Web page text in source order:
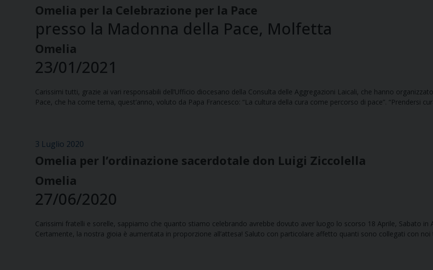
Omelia per la Celebrazione per la Pace
presso la Madonna della Pace, Molfetta
Omelia
23/01/2021
Carissimi tutti, grazie ai vari responsabili dell’Ufficio diocesano della Consulta delle Aggregazioni Laicali, che hanno
Pace, che ha come tema, quest’anno, voluto da Papa Francesco: “La cultura della cura come percorso di pace”. “Prendersi
3 Luglio 2020
Omelia per l’ordinazione sacerdotale don Luigi Ziccolella
Omelia
27/06/2020
Carissimi fratelli e sorelle, sappiamo che quanto stiamo celebrando avrebbe dovuto aver luogo lo scorso 18 Aprile, Sabato
Certamente, la nostra gioia è aumentata in proporzione all’attesa! Saluto con particolare affetto quanti sono collegati con